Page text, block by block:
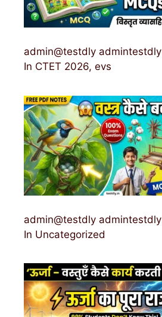
admin@testdly admintestdly
In CTET 2026, evs
admin@testdly admintestdly
In Uncategorized